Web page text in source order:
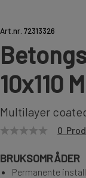
Art.nr. 72313326
10x110
Multilayer
0
BRUKSOMRÅDER
Permanente